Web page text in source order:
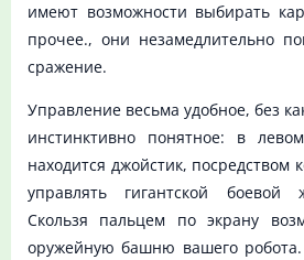
имеют возможности выбирать
прочее., они незамедлительно
сражение.
Управление весьма удобное, без
инстинктивно понятное: в
находится джойстик, посредством
управлять гигантской боевой
Скользя пальцем по экрану
оружейную башню вашего